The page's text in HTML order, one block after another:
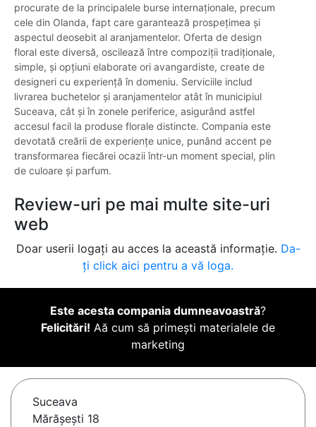
procurate de la principalele burse internaționale, precum
cele din Olanda, fapt care garantează prospețimea și
aspectul deosebit al aranjamentelor. Oferta de design
floral este diversă, oscilează între compoziții tradiționale,
simple, și opțiuni elaborate ori avangardiste, create de
designeri cu experiență în domeniu. Serviciile includ
livrarea buchetelor și aranjamentelor atât în municipiul
Suceava, cât și în zonele periferice, asigurând astfel
accesul facil la produse florale distincte. Compania este
devotată creării de experiențe unice, punând accent pe
transformarea fiecărei ocazii într-un moment special, plin
de culoare și parfum.
Review-uri pe mai multe site-uri
web
Doar userii logați au acces la această informație. Da-
ți click aici pentru a vă loga.
Este acesta compania dumneavoastră?
Felicitări! Aă cum să primești materialele de
marketing
Suceava
Mărășești 18